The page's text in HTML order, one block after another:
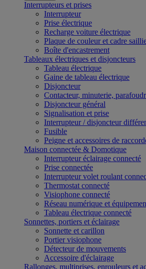
Interrupteurs et prises
Interrupteur
Prise électrique
Recharge voiture électrique
Plaque de couleur et cadre
Boîte d'encastrement
Tableaux électriques et disjoncteurs
Tableau électrique
Gaine de tableau électrique
Disjoncteur
Contacteur, minuterie,
Disjoncteur général
Signalisation et prise
Interrupteur / disjoncteur
Fusible
Peigne et accessoires de
Maison connectée & Domotique
Interrupteur éclairage connecté
Prise connectée
Interrupteur volet roulant
Thermostat connecté
Visiophone connecté
Réseau numérique et
Tableau électrique connecté
Sonnettes, portiers et éclairage
Sonnette et carillon
Portier visiophone
Détecteur de mouvements
Accessoire d'éclairage
Rallonges, multiprises, enrouleurs et